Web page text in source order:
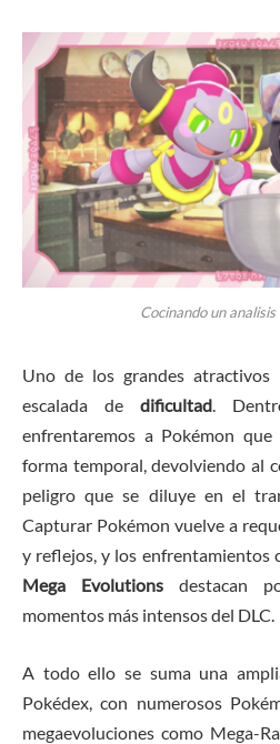
Cocinando un
Uno de los grandes
escalada de dificultad.
enfrentaremos a Pokémon
forma temporal, devolviendo al
peligro que se diluye en el
Capturar Pokémon vuelve a
y reflejos, y los enfrentamientos
Mega Evolutionsdestacan
momentos más intensos del DLC.
A todo ello se suma una
Pokédex, con numerosos
megaevoluciones como Mega-